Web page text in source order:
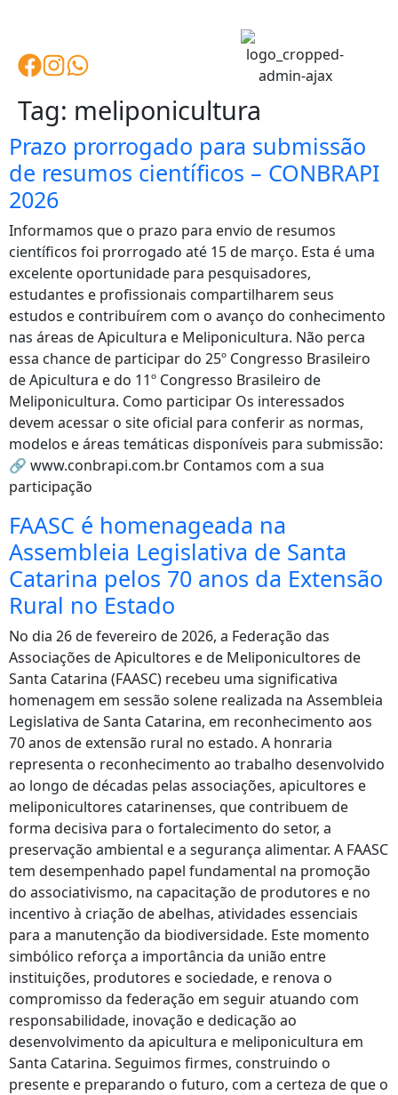
Tag: meliponicultura
Prazo prorrogado para submissão
de resumos científicos – CONBRAPI
2026
Informamos que o prazo para envio de resumos
científicos foi prorrogado até 15 de março. Esta é uma
excelente oportunidade para pesquisadores,
estudantes e profissionais compartilharem seus
estudos e contribuírem com o avanço do conhecimento
nas áreas de Apicultura e Meliponicultura. Não perca
essa chance de participar do 25º Congresso Brasileiro
de Apicultura e do 11º Congresso Brasileiro de
Meliponicultura. Como participar Os interessados
devem acessar o site oficial para conferir as normas,
modelos e áreas temáticas disponíveis para submissão:
🔗 www.conbrapi.com.br Contamos com a sua
participação
FAASC é homenageada na
Assembleia Legislativa de Santa
Catarina pelos 70 anos da Extensão
Rural no Estado
No dia 26 de fevereiro de 2026, a Federação das
Associações de Apicultores e de Meliponicultores de
Santa Catarina (FAASC) recebeu uma significativa
homenagem em sessão solene realizada na Assembleia
Legislativa de Santa Catarina, em reconhecimento aos
70 anos de extensão rural no estado. A honraria
representa o reconhecimento ao trabalho desenvolvido
ao longo de décadas pelas associações, apicultores e
meliponicultores catarinenses, que contribuem de
forma decisiva para o fortalecimento do setor, a
preservação ambiental e a segurança alimentar. A FAASC
tem desempenhado papel fundamental na promoção
do associativismo, na capacitação de produtores e no
incentivo à criação de abelhas, atividades essenciais
para a manutenção da biodiversidade. Este momento
simbólico reforça a importância da união entre
instituições, produtores e sociedade, e renova o
compromisso da federação em seguir atuando com
responsabilidade, inovação e dedicação ao
desenvolvimento da apicultura e meliponicultura em
Santa Catarina. Seguimos firmes, construindo o
presente e preparando o futuro, com a certeza de que o